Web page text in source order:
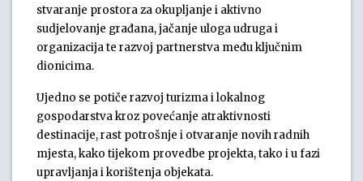
stvaranje prostora za okupljanje i aktivno
sudjelovanje građana, jačanje uloga udruga i
organizacija te razvoj partnerstva među ključnim
dionicima.
Ujedno se potiče razvoj turizma i lokalnog
gospodarstva kroz povećanje atraktivnosti
destinacije, rast potrošnje i otvaranje novih radnih
mjesta, kako tijekom provedbe projekta, tako i u fazi
upravljanja i korištenja objekata.